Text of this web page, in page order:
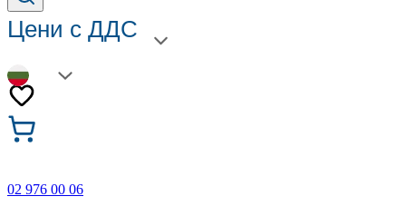
Цени с ДДС
BG
02 976 00 06